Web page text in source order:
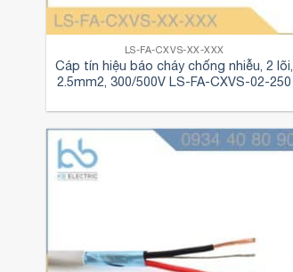
LS-FA-CXVS-XX-XXX
Cáp tín hiệu báo cháy chống nhiễu, 2 lõi,
2.5mm2, 300/500V LS-FA-CXVS-02-250